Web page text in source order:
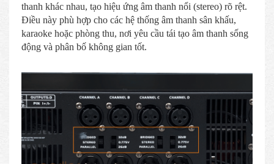
thanh khác nhau, tạo hiệu ứng âm thanh nổi (stereo) rõ rệt.
Điều này phù hợp cho các hệ thống âm thanh sân khấu,
karaoke hoặc phòng thu, nơi yêu cầu tái tạo âm thanh sống
động và phân bố không gian tốt.